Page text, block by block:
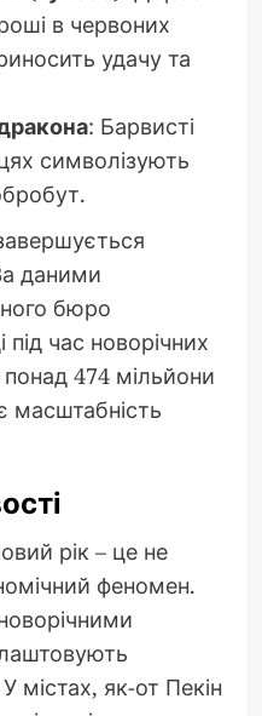
в червоних
удачу та
: Барвисті
символізують
даними
бюро
час новорічних
понад 474 мільйони
масштабність
рік – це не
феномен.
містах, як-от Пекін